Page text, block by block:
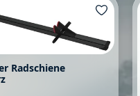
Radschiene